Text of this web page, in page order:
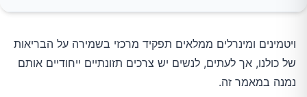
ברזל
סידן
ויטמינים ומינרלים ממלאים תפקיד מרכזי בשמירה על הבריאות
של כולנו, אך לעתים, לנשים יש צרכים תזונתיים ייחודיים אותם
נמנה במאמר זה.